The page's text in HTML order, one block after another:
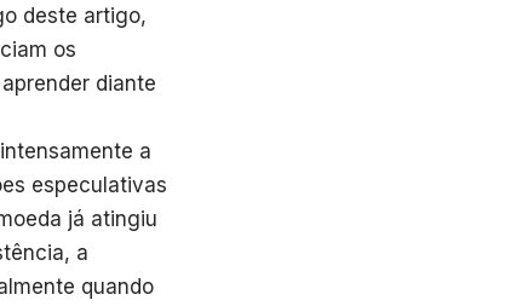
deste artigo,
os
diante
a
especulativas
já atingiu
a
quando